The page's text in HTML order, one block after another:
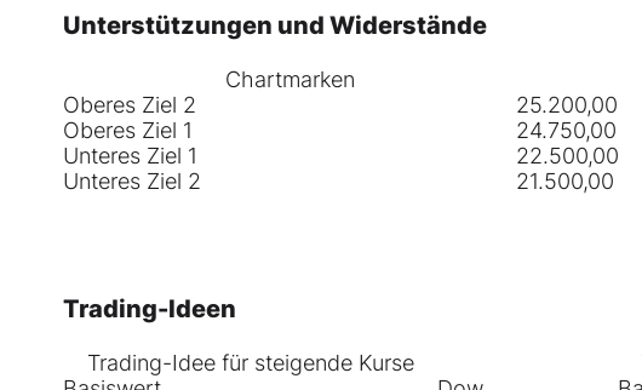
Unterstützungen und Widerstände
Chartmarken
Oberes Ziel 2
25.200,00
Oberes Ziel 1
24.750,00
Unteres Ziel 1
22.500,00
Unteres Ziel 2
21.500,00
Trading-Ideen
Trading-Idee für steigende Kurse